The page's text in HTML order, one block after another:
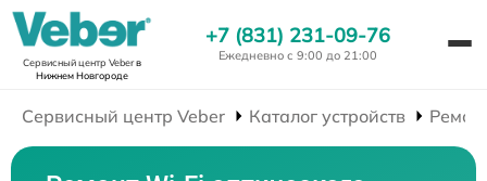
Сервисный центр Veberв
Нижнем Новгороде
+7 (831) 231-09-76
Ежедневно с 9:00 до 21:00
Сервисный центр Veber Каталог устройств